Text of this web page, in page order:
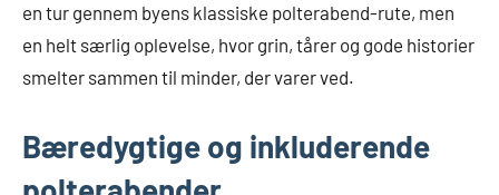
en tur gennem byens klassiske polterabend-rute, men
en helt særlig oplevelse, hvor grin, tårer og gode historier
smelter sammen til minder, der varer ved.
Bæredygtige og inkluderende